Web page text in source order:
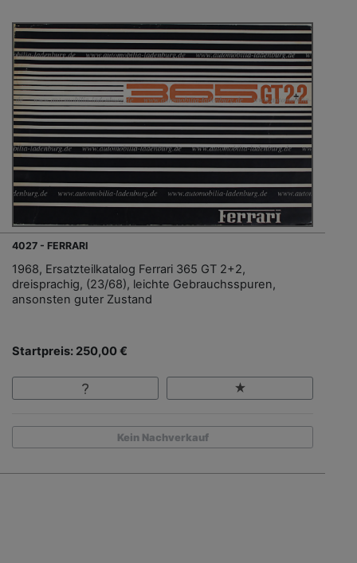
4027 - FERRARI
1968, Ersatzteilkatalog Ferrari 365 GT 2+2,
dreisprachig, (23/68), leichte Gebrauchsspuren,
ansonsten guter Zustand
Startpreis: 250,00 €
Kein Nachverkauf